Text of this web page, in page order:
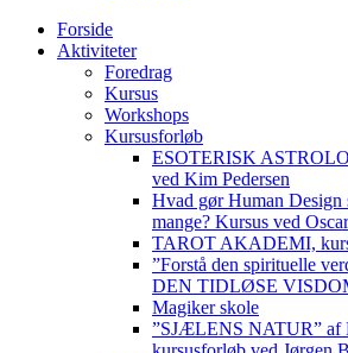
Forside
Aktiviteter
Foredrag
Kursus
Workshops
Kursusforløb
ESOTERISK
ved Kim Pedersen
Hvad gør Human Design
mange? Kursus ved
TAROT AKADEMI,
”Forstå den spirituelle
DEN TIDLØSE
Magiker skole
”SJÆLENS NATUR” af